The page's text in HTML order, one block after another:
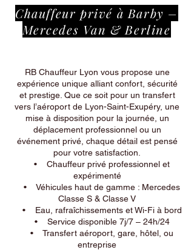
Chauffeur privé à Barby –
Mercedes Van & Berline
RB Chauffeur Lyon vous propose une
expérience unique alliant confort, sécurité
et prestige. Que ce soit pour un transfert
vers l’aéroport de Lyon-Saint-Exupéry, une
mise à disposition pour la journée, un
déplacement professionnel ou un
événement privé, chaque détail est pensé
pour votre satisfaction.
• Chauffeur privé professionnel et
expérimenté
• Véhicules haut de gamme : Mercedes
Classe S & Classe V
• Eau, rafraîchissements et Wi-Fi à bord
• Service disponible 7j/7 – 24h/24
• Transfert aéroport, gare, hôtel, ou
entreprise